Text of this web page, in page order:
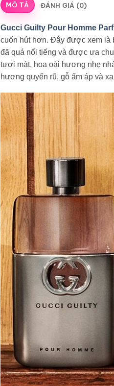
MÔ TẢ ĐÁNH GIÁ (0)
Gucci Guilty Pour Homme
cuốn hút hơn. Đây được xem là
đã quá nổi tiếng và được ưa
tươi mát, hoa oải hương nhẹ
hương quyến rũ, gỗ ấm áp và